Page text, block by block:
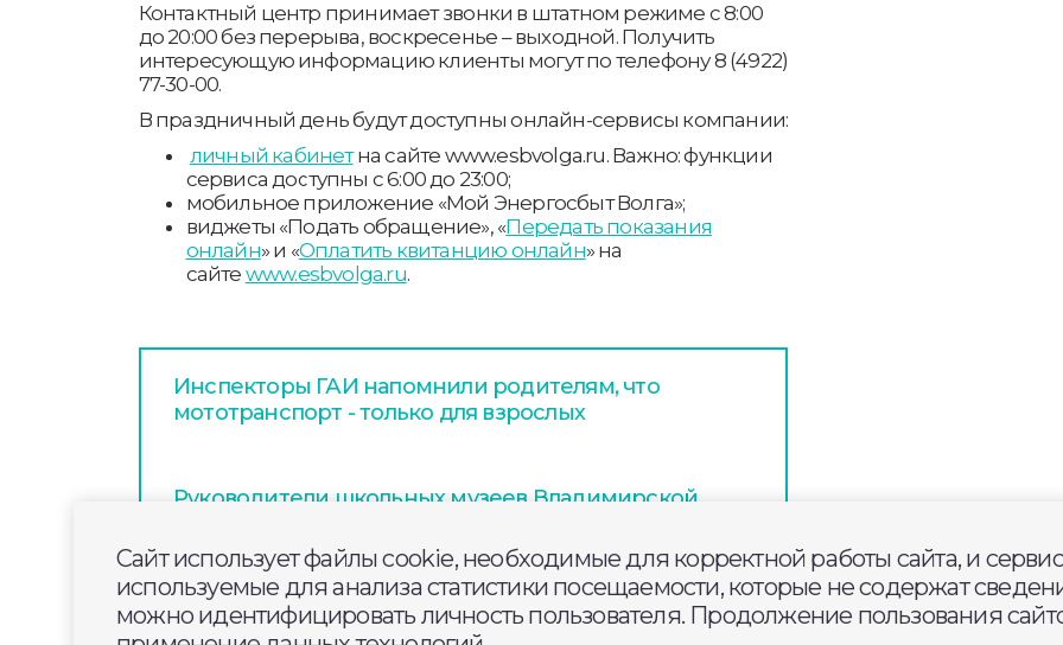
Контактный центр принимает звонки в штатном режиме с 8:00
до 20:00 без перерыва, воскресенье – выходной. Получить
интересующую информацию клиенты могут по телефону 8 (4922)
77-30-00.
В праздничный день будут доступны онлайн-сервисы компании:
личный кабинетна сайте www.esbvolga.ru. Важно: функции
сервиса доступны с 6:00 до 23:00;
мобильное приложение «Мой Энергосбыт Волга»;
виджеты «Подать обращение», «Передать показания
онлайн» и «Оплатить квитанцию онлайн» на
сайте www.esbvolga.ru.
Инспекторы ГАИ напомнили родителям, что
мототранспорт - только для взрослых
Руководители школьных музеев Владимирской
Июль в России стал самым теплым за всю историю
метеонаблюдений
Сайт использует файлы cookie, необходимые для корректной работы сайта, и
используемые для анализа статистики посещаемости, которые не содержат
можно идентифицировать личность пользователя. Продолжение пользования